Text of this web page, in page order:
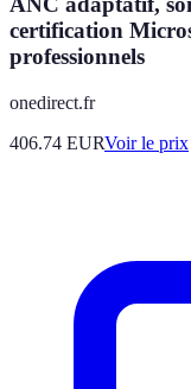
certification
professionnels
onedirect.fr
406.74 EURVoir le prix